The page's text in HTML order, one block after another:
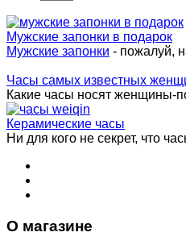
Мужские запонки в подарок
Мужские запонки - пожалуй,
Часы самых известных
Какие часы носят женщины-
Керамические часы
Ни для кого не секрет, что
О магазине